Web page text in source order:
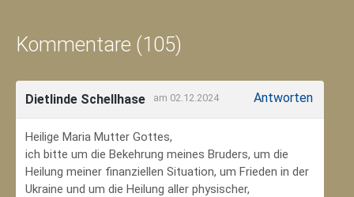
Kommentare (105)
Dietlinde Schellhase am 02.12.2024 Antworten
Heilige Maria Mutter Gottes,
ich bitte um die Bekehrung meines Bruders, um die
Heilung meiner finanziellen Situation, um Frieden in der
Ukraine und um die Heilung aller physischer,